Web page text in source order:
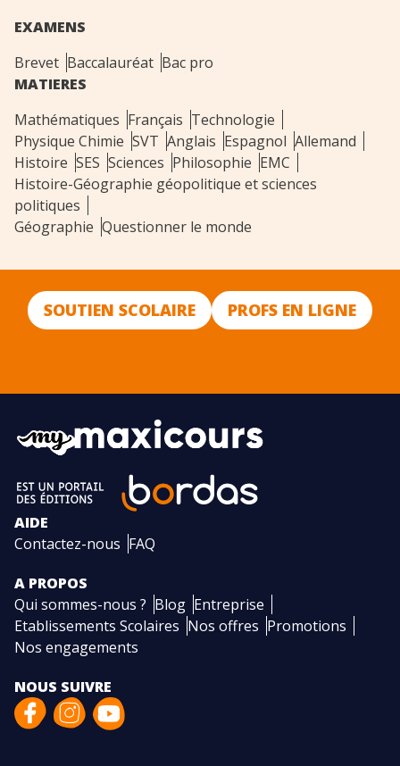
EXAMENS
Brevet Baccalauréat Bac pro
MATIERES
Mathématiques Français Technologie
Physique Chimie SVT Anglais Espagnol Allemand
Histoire SES Sciences Philosophie EMC
Histoire-Géographie géopolitique et sciences
politiques
Géographie Questionner le monde
SOUTIEN SCOLAIRE PROFS EN LIGNE
AIDE
Contactez-nous FAQ
A PROPOS
Qui sommes-nous ? Blog Entreprise
Etablissements Scolaires Nos offres Promotions
Nos engagements
NOUS SUIVRE